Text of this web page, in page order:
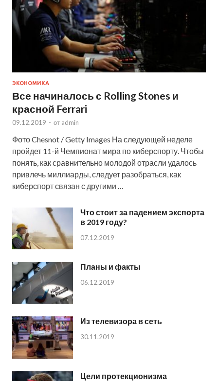
ЭКОНОМИКА
Все начиналось с Rolling Stones и
красной Ferrari
09.12.2019 - от admin
Фото Chesnot / Getty Images На следующей неделе
пройдет 11-й Чемпионат мира по киберспорту. Чтобы
понять, как сравнительно молодой отрасли удалось
привлечь миллиарды, следует разобраться, как
киберспорт связан с другими …
Что стоит за падением экспорта
в 2019 году?
07.12.2019
Планы и факты
06.12.2019
Из телевизора в сеть
30.11.2019
Цели протекционизма